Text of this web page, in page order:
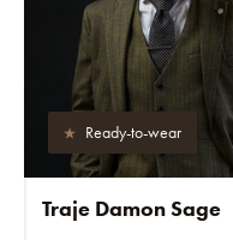
Ready-to-wear
Traje Damon Sage